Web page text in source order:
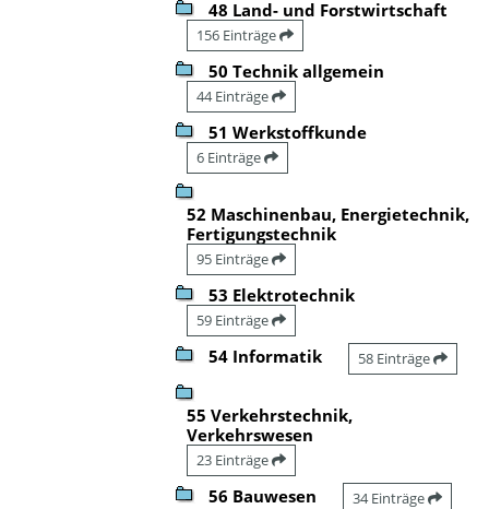
48 Land- und Forstwirtschaft
156 Einträge
50 Technik allgemein
44 Einträge
51 Werkstoffkunde
6 Einträge
52 Maschinenbau, Energietechnik,
Fertigungstechnik
95 Einträge
53 Elektrotechnik
59 Einträge
54 Informatik 58 Einträge
55 Verkehrstechnik,
Verkehrswesen
23 Einträge
56 Bauwesen 34 Einträge